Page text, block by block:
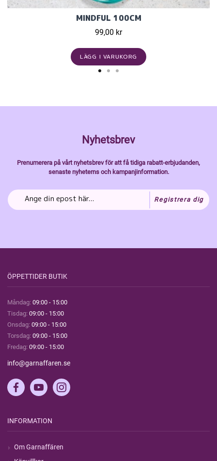
MINDFUL 100CM
99,00 kr
LÄGG I VARUKORG
Nyhetsbrev
Prenumerera på vårt nyhetsbrev för att få tidiga rabatt-erbjudanden,
senaste nyheterns och kampanjinformation.
Registrera dig
ÖPPETTIDER BUTIK
Måndag: 09:00 - 15:00
Tisdag: 09:00 - 15:00
Onsdag: 09:00 - 15:00
Torsdag: 09:00 - 15:00
Fredag: 09:00 - 15:00
info@garnaffaren.se
INFORMATION
Om Garnaffären